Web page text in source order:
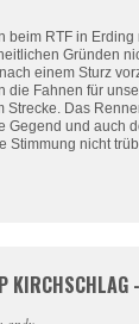
beim RTF in
Gründen
einem Sturz
die Fahnen für
Strecke. Das
Gegend und auch
Stimmung nicht